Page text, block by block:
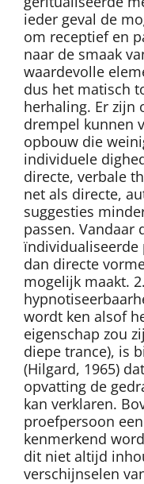
ieder geval de
om receptief en
naar de smaak
waardevolle
dus het matisch
herhaling. Er zijn
drempel kunnen
opbouw die
individuele
directe, verbale
net als directe,
suggesties
passen. Vandaar
ïndividualiseerde
dan directe
mogelijk maakt.
wordt ken alsof
eigenschap zou
diepe trance), is
(Hilgard, 1965)
opvatting de
kan verklaren.
proefpersoon
kenmerkend
dit niet altijd
verschijnselen